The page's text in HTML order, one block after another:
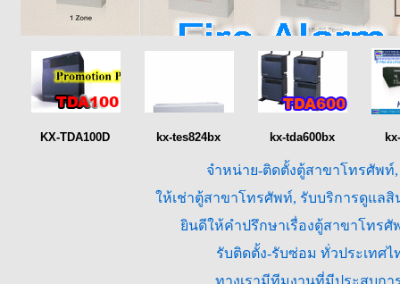
KX-TDA100D kx-tes824bx kx-tda600bx
จำหน่าย-ติดตั้งตู้สาขาโทรศัพ
ให้เช่าตู้สาขาโทรศัพท์, รับบริการดูแล
ยินดีให้คำปรึกษาเรื่องตู้สาขาโทร
รับติดตั้ง-รับซ่อม ทั่วประเทศ
ทางเรามีทีมงานที่มีประสบกา